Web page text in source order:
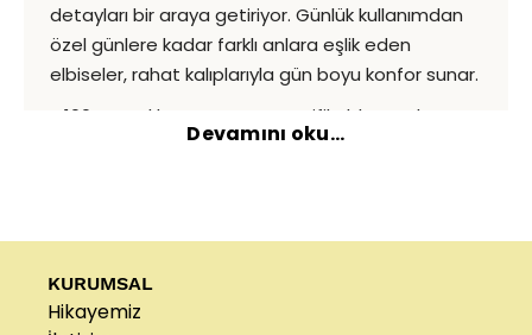
detayları bir araya getiriyor. Günlük kullanımdan
özel günlere kadar farklı anlara eşlik eden
elbiseler, rahat kalıplarıyla gün boyu konfor sunar.
%100 pamuklu OEKO-TEX® sertifikalı kumaşlar,
kaliteli işçilik ve özenle tasarlanmış detaylarla
• %100 pamuklu OEKO-TEX® sertifikalı kumaşlar
Devamını oku...
KURUMSAL
Hikayemiz